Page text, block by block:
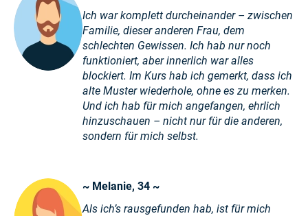
Ich war komplett durcheinander – zwischen
Familie, dieser anderen Frau, dem
schlechten Gewissen. Ich hab nur noch
funktioniert, aber innerlich war alles
blockiert. Im Kurs hab ich gemerkt, dass ich
alte Muster wiederhole, ohne es zu merken.
Und ich hab für mich angefangen, ehrlich
hinzuschauen – nicht nur für die anderen,
sondern für mich selbst.
~ Melanie, 34 ~
Als ich’s rausgefunden hab, ist für mich